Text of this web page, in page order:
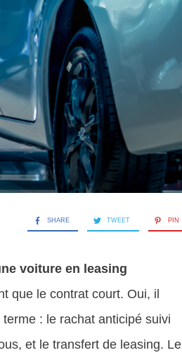
SHARE TWEET PIN
voiture en leasing
que le contrat court. Oui, il
: le rachat anticipé suivi
et le transfert de leasing. Le